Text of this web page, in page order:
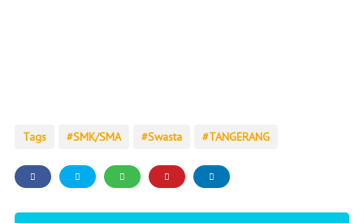
Tags SMK/SMA Swasta TANGERANG